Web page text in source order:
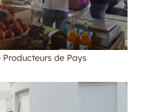
Producteurs de Pays